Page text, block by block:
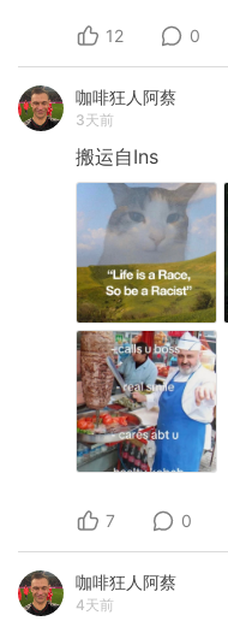
12 0
咖啡狂人阿蔡
3天前
搬运自Ins
7 0
咖啡狂人阿蔡
4天前